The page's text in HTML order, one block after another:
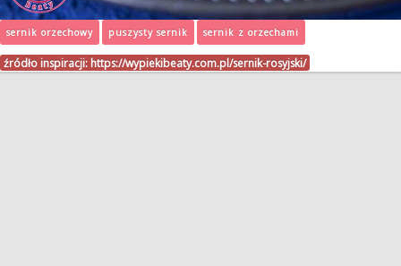
sernik orzechowy puszysty sernik sernik z orzechami
źródło inspiracji: https://wypiekibeaty.com.pl/sernik-rosyjski/